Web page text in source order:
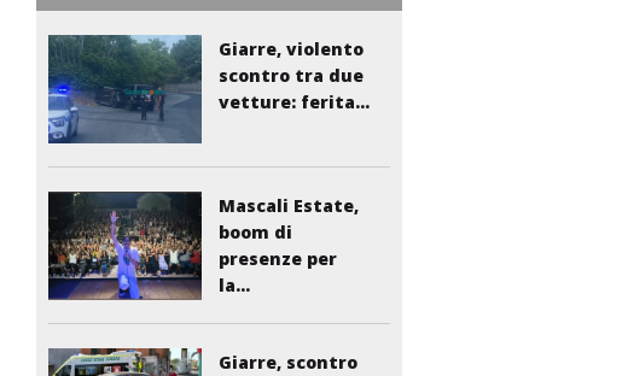
Giarre, violento
scontro tra due
vetture: ferita...
Mascali Estate,
boom di
presenze per
la...
Giarre, scontro